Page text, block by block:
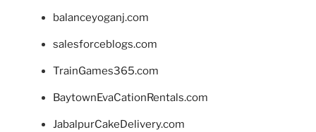
balanceyoganj.com
salesforceblogs.com
TrainGames365.com
BaytownEvaCationRentals.com
JabalpurCakeDelivery.com